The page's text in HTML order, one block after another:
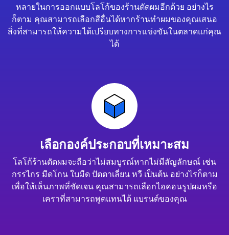
หลายในการออกแบบโลโก้ของร้านตัดผมอีกด้วย อย่างไร
ก็ตาม คุณสามารถเลือกสีอื่นได้หากร้านทำผมของคุณเสนอ
สิ่งที่สามารถให้ความได้เปรียบทางการแข่งขันในตลาดแก่คุณ
ได้
เลือกองค์ประกอบที่เหมาะสม
โลโก้ร้านตัดผมจะถือว่าไม่สมบูรณ์หากไม่มีสัญลักษณ์ เช่น
กรรไกร มีดโกน ใบมีด ปัตตาเลี่ยน หวี เป็นต้น อย่างไรก็ตาม
เพื่อให้เห็นภาพที่ชัดเจน คุณสามารถเลือกไอคอนรูปผมหรือ
เคราที่สามารถพูดแทนได้ แบรนด์ของคุณ